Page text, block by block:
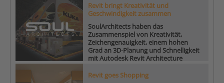
Revit bringt Kreativität und
Geschwindigkeit zusammen
SoulArchitects haben das
Zusammenspiel von Kreativität,
Zeichengenauigkeit, einem hohen
Grad an 3D-Planung und Schnelligkeit
mit Autodesk Revit Architecture
Revit goes Shopping